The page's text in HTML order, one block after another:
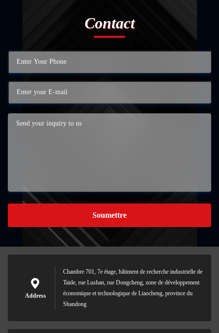
Contact
Soumettre
Address
Chambre 701, 7e étage, bâtiment de recherche industrielle de
Taide, rue Lushan, rue Dongcheng, zone de développement
économique et technologique de Liaocheng, province du
Shandong